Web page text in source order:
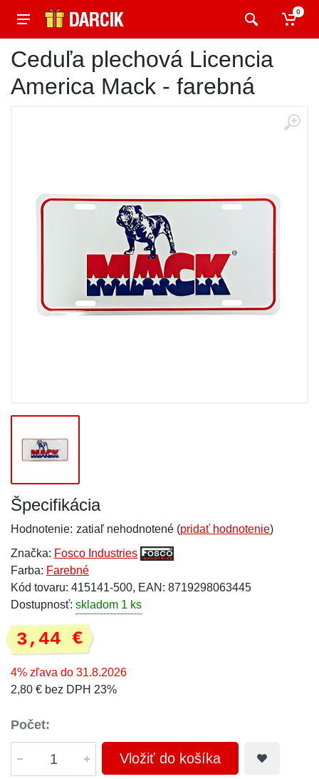
0
Ceduľa plechová Licencia
America Mack - farebná
Špecifikácia
Hodnotenie: zatiaľ nehodnotené (pridať hodnotenie)
Značka: Fosco Industries
Farba: Farebné
Kód tovaru: 415141-500, EAN: 8719298063445
Dostupnosť: skladom 1 ks
3,44 €
4% zľava do 31.8.2026
2,80 € bez DPH 23%
Počet:
Vložiť do košíka